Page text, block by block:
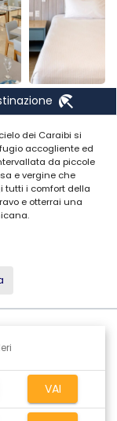
beach_access
dei Caraibi si
accogliente ed
da piccole
e vergine che
tutti i comfort della
e otterrai una
di Miches.
e ampi spazi
e zone riservate
km dall'aeroporto
tropicale.
digradante e da
grande piscina con
per bambini. Uso
VAI